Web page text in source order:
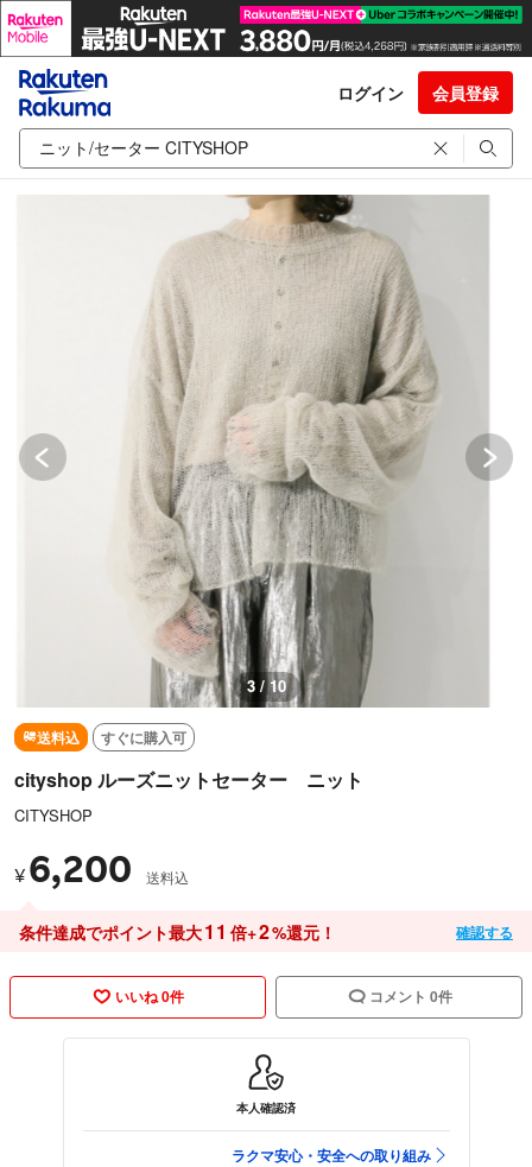
ログイン 会員登録
3 / 10
送料込 すぐに購入可
cityshop ルーズニットセーター ニット
CITYSHOP
¥ 6,200 送料込
条件達成でポイント最大11 倍+2%還元！ 確認する
いいね 0件 コメント 0件
本人確認済
ラクマ安心・安全への取り組み